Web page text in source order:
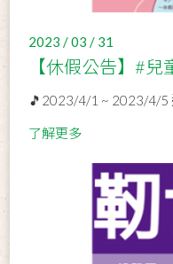
2023 / 03 / 31
【休假公告】#
🎵2023/4/1 ~ 2023/4/5
了解更多